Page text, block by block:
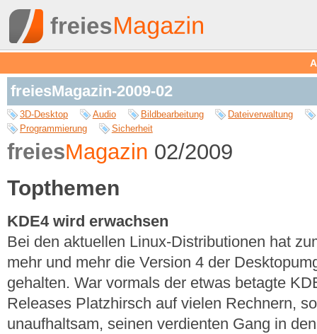
freiesMagazin-2009-02
3D-Desktop Audio Bildbearbeitung
Dateiverwaltung
Programmierung
Sicherheit
freiesMagazin 02/2009
Topthemen
KDE4 wird erwachsen
Bei den aktuellen Linux-Distributionen hat
mehr und mehr die Version 4 der
gehalten. War vormals der etwas betagte
Releases Platzhirsch auf vielen Rechnern,
unaufhaltsam, seinen verdienten Gang in